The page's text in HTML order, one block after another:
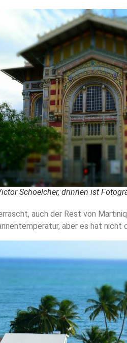
Schoelcher, drinnen ist
auch der Rest von
aber es hat nicht